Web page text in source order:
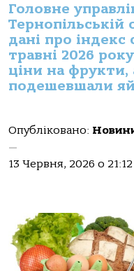
Головне
дані про
травні 2026
ціни на фрукти,
подешевшали
Опубліковано:
—
13 Червня, 2026 о 21:12